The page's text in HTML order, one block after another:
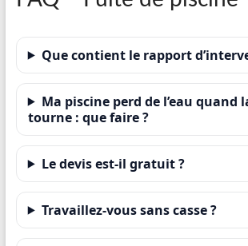
Que contient le rapport
Ma piscine perd de l’eau quand
tourne : que faire ?
Le devis est-il gratuit ?
Travaillez-vous sans casse ?